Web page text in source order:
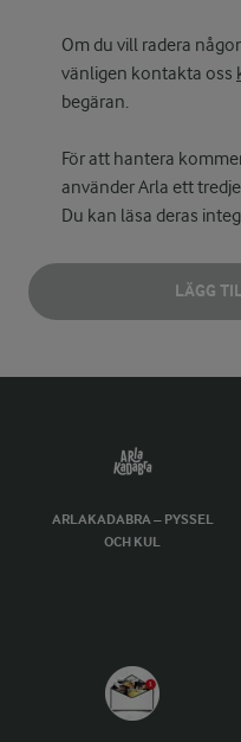
Om du vill radera
vänligen kontakta oss
begäran.
För att hantera
använder Arla ett
Du kan läsa deras
LÄGG
ARLAKADABRA – PYSSEL
OCH KUL